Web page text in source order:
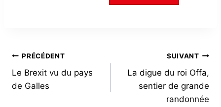
NAVIGATION
DE
PRÉCÉDENT
Le Brexit vu du pays
de Galles
SUIVANT
La digue du roi Offa,
sentier de grande
randonnée